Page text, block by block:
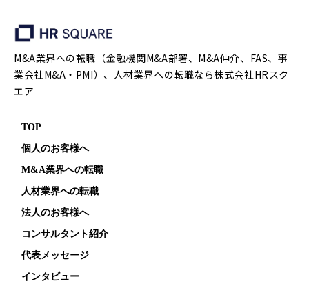
M&A業界への転職（金融機関M&A部署、M&A仲介、FAS、事
業会社M&A・PMI）、人材業界への転職なら株式会社HRスク
エア
TOP
個人のお客様へ
M&A業界への転職
人材業界への転職
法人のお客様へ
コンサルタント紹介
代表メッセージ
インタビュー